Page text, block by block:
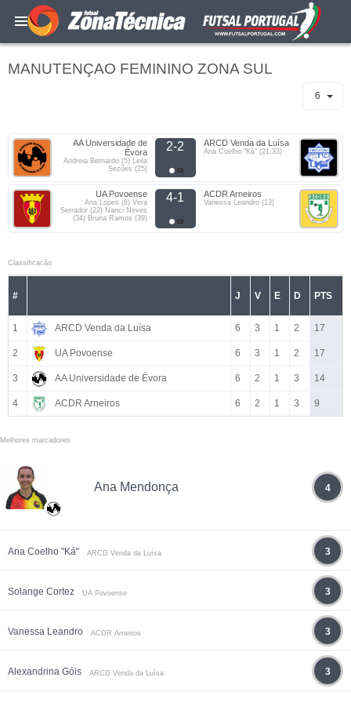
MANUTENÇAO FEMININO ZONA SUL
6
AA Universidade de
Évora
Andreia Bernardo (5) Leila
Sezões (25)
2-2 ARCD Venda da Luísa
Ana Coelho "Ká" (21,33)
UA Povoense
Ana Lopes (6) Vera
Serrador (22) Nanci Neves
(34) Bruna Ramos (39)
4-1 ACDR Arneiros
Vanessa Leandro (13)
Classificacão
# J V E D PTS
1 ARCD Venda da Luísa 6 3 1 2 17
2 UA Povoense 6 3 1 2 17
3 AA Universidade de Évora 6 2 1 3 14
4 ACDR Arneiros 6 2 1 3 9
Melhores marcadores
Ana Mendonça 4
Ana Coelho "Ká" ARCD Venda da Luísa 3
Solange Cortez UA Povoense 3
Vanessa Leandro ACDR Arneiros 3
Alexandrina Góis ARCD Venda da Luísa 3